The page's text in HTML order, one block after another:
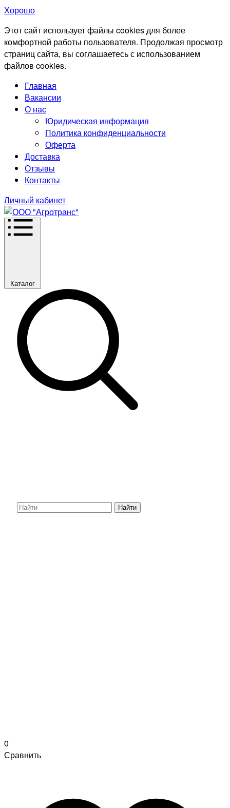
Хорошо
Этот сайт использует файлы cookies для более
комфортной работы пользователя. Продолжая просмотр
страниц сайта, вы соглашаетесь с использованием
файлов cookies.
Главная
Вакансии
О нас
Юридическая информация
Политика конфиденциальности
Оферта
Доставка
Отзывы
Контакты
Личный кабинет
Каталог
Найти
0
Сравнить